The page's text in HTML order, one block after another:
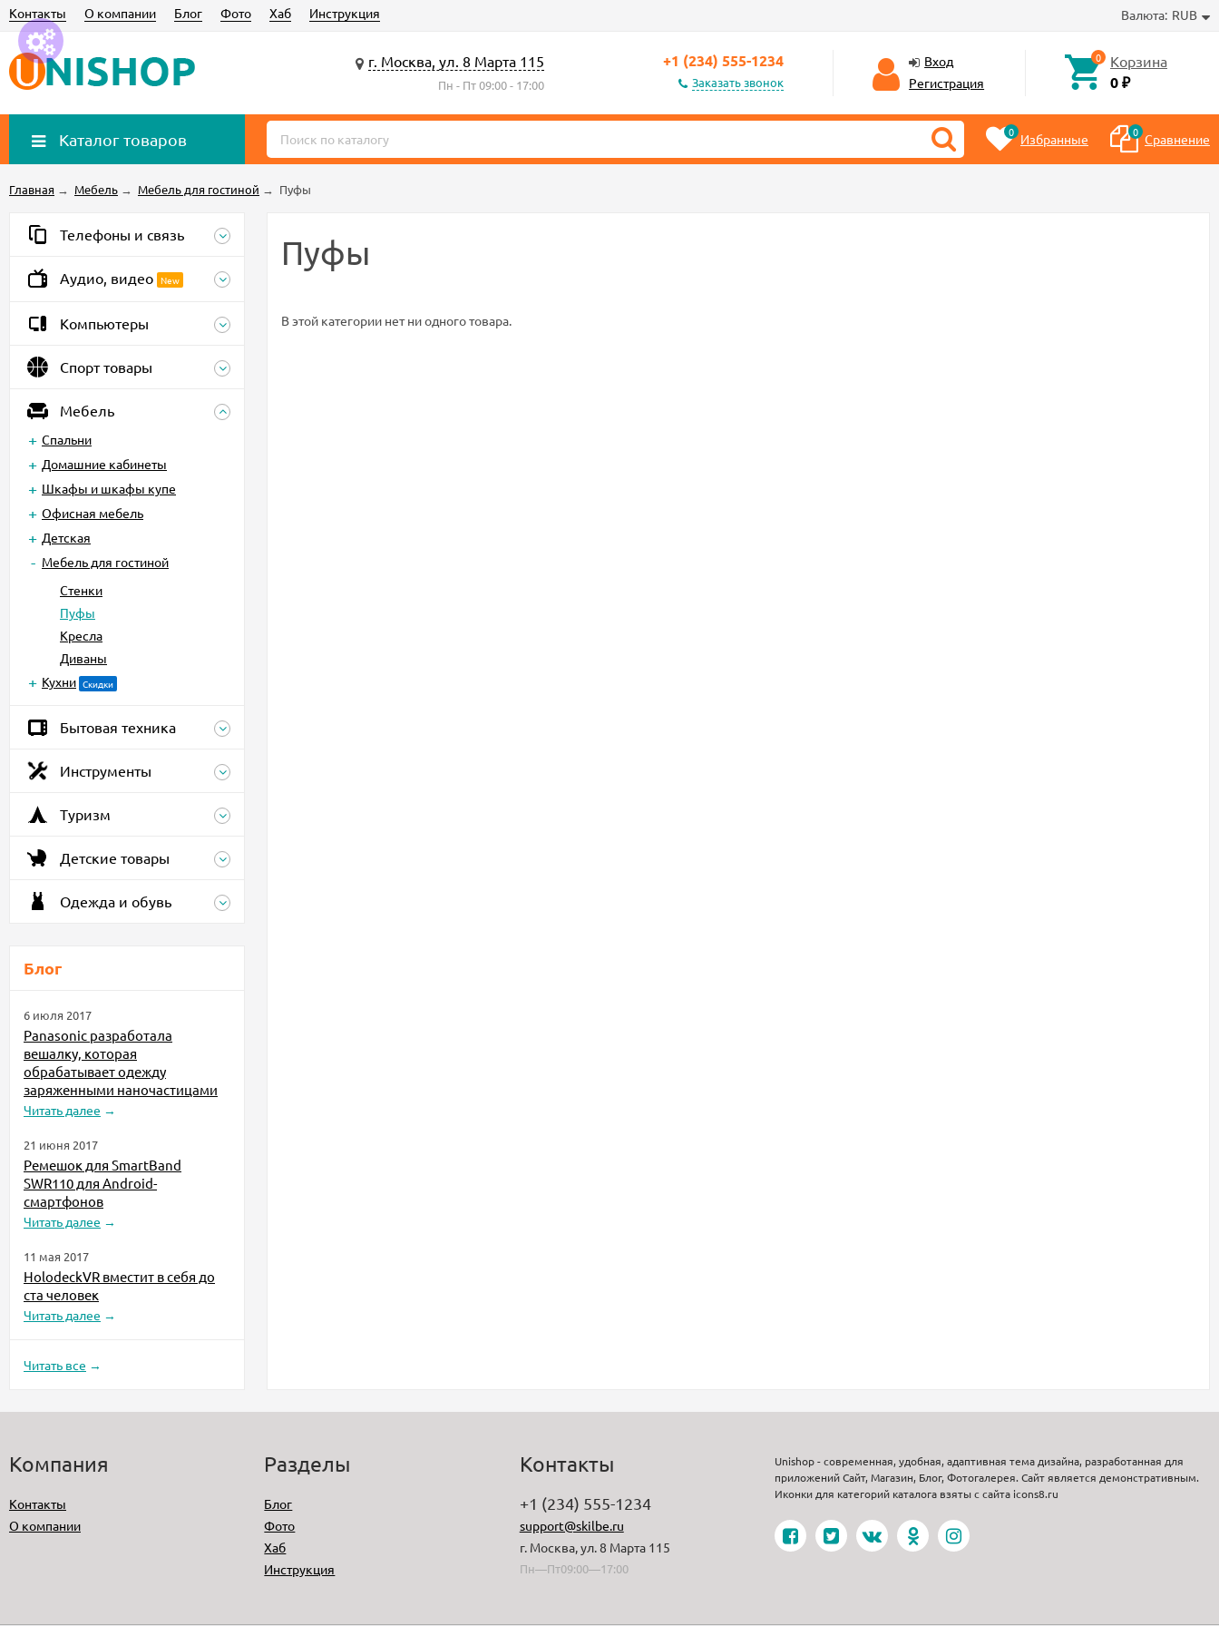
Валюта: RUB
Контакты О компании Блог Фото Хаб Инструкция
г. Москва, ул. 8 Марта 115
Пн - Пт 09:00 - 17:00
+1 (234) 555-1234
Заказать звонок
Вход
Регистрация
0 Корзина
0 ₽
Каталог товаров 0 Избранные 0 Сравнение
Главная → Мебель → Мебель для гостиной → Пуфы
Телефоны и связь
Аудио, видео New
Компьютеры
Спорт товары
Мебель
Спальни
Домашние кабинеты
Шкафы и шкафы купе
Офисная мебель
Детская
Мебель для гостиной
Стенки
Пуфы
Кресла
Диваны
Кухни Скидки
Бытовая техника
Инструменты
Туризм
Детские товары
Одежда и обувь
Блог
6 июля 2017
Panasonic разработала
вешалку, которая
обрабатывает одежду
заряженными наночастицами
Читать далее →
21 июня 2017
Ремешок для SmartBand
SWR110 для Android-
смартфонов
Читать далее →
11 мая 2017
HolodeckVR вместит в себя до
ста человек
Читать далее →
Читать все →
Пуфы
В этой категории нет ни одного товара.
Компания
Контакты
О компании
Разделы
Блог
Фото
Хаб
Инструкция
Контакты
+1 (234) 555-1234
support@skilbe.ru
г. Москва, ул. 8 Марта 115
Пн—Пт09:00—17:00
Unishop - современная, удобная, адаптивная тема дизайна, разработанная для
приложений Сайт, Магазин, Блог, Фотогалерея. Сайт является демонстративным.
Иконки для категорий каталога взяты с сайта icons8.ru